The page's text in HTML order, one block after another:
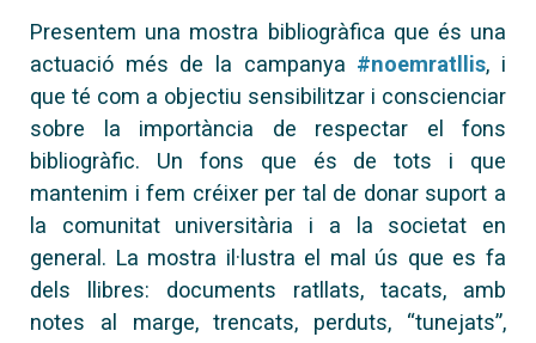
Presentem una mostra bibliogràfica que és una
actuació més de la campanya #noemratllis, i
que té com a objectiu sensibilitzar i conscienciar
sobre la importància de respectar el fons
bibliogràfic. Un fons que és de tots i que
mantenim i fem créixer per tal de donar suport a
la comunitat universitària i a la societat en
general. La mostra il·lustra el mal ús que es fa
dels llibres: documents ratllats, tacats, amb
notes al marge, trencats, perduts, “tunejats”,